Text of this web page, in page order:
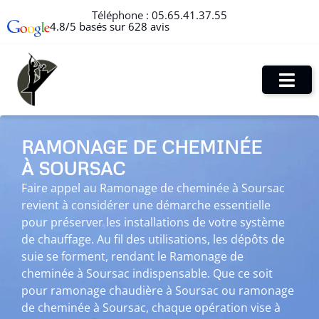
Téléphone : 05.65.41.37.55
4.8/5 basés sur 628 avis
RAMONAGE DE CHEMINÉE
À SOURSAC
Faire appel au Ramonage de cheminée à Soursac
revient à considérer une démarche essentielle
pour préserver les installations de votre système
de chauffage. Au fil des utilisations, les dépôts de
suie se forment, rendant le Ramonage de
cheminée à Soursac indispensable. Que ce soit
pour ramonage chaudière à Soursac ou ramonage
de cheminée à Soursac, chaque opération vise à